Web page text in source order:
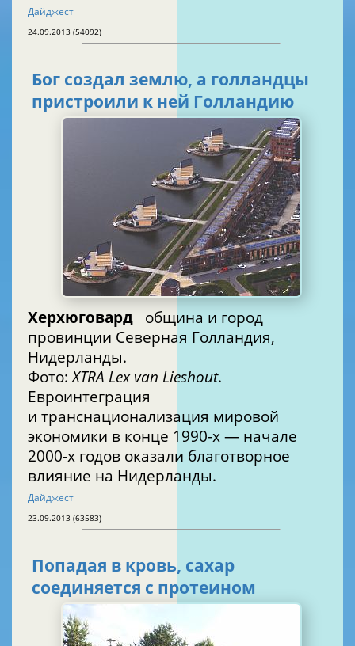
Дайджест
24.09.2013 (54092)
Бог создал землю, а голландцы
пристроили к ней Голландию
провинции Северная Голландия,
Нидерланды.
Фото: XTRA Lex van Lieshout.
Евроинтеграция
и транснационализация мировой
экономики в конце 1990-х — начале
2000-х годов оказали благотворное
влияние на Нидерланды.
Дайджест
23.09.2013 (63583)
Попадая в кровь, сахар
соединяется с протеином